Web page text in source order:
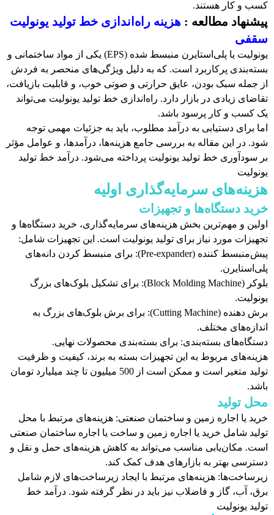
کسب و کار هستند.
پیشنهاد مطالعه : هزینه راه‌اندازی خط تولید یونولیت
سقفی
یونولیت یا پلی‌استایرن منبسط شده (EPS) یکی از مواد ساختمانی و
بسته‌بندی پرکاربرد است. که به دلیل ویژگی‌های منحصر به فردش
از جمله سبک بودن، عایق حرارتی و صوتی خوب، و قابلیت بازیافت،
تقاضای زیادی در بازار دارد. راه‌اندازی خط تولید یونولیت می‌تواند
یک کسب و کار پرسود باشد.
اما برای دستیابی به درآمد مطلوب، باید به جزئیات مهمی توجه
شود. در این مقاله به بررسی جامع هزینه‌ها، درآمدها، و عوامل مؤثر
بر سودآوری خط تولید یونولیت پرداخته می‌شود. درآمد خط تولید
یونولیت
هزینه‌های سرمایه‌گذاری اولیه
خرید دستگاه‌ها و تجهیزات
اولین و مهم‌ترین بخش هزینه‌های سرمایه‌گذاری، خرید دستگاه‌ها و
تجهیزات مورد نیاز برای تولید یونولیت است. این تجهیزات شامل:
پیش‌منبسط کننده (Pre-expander): برای منبسط کردن دانه‌های
پلی‌استایرن.
بلوکر (Block Molding Machine): برای تشکیل بلوک‌های بزرگ
یونولیت.
برش دهنده (Cutting Machine): برای برش بلوک‌های بزرگ به
اندازه‌های مختلف.
دستگاه‌های بسته‌بندی: برای بسته‌بندی محصولات نهایی.
هزینه‌های مربوط به این تجهیزات بسته به برند، کیفیت و ظرفیت
تولید متغیر است و ممکن است از 500 میلیون تا چند میلیارد تومان
باشد.
محل تولید
خرید یا اجاره زمین و ساختمان صنعتی: هزینه‌های مرتبط با محل
تولید شامل خرید یا اجاره زمین و ساخت یا اجاره ساختمان صنعتی
است. مکان‌یابی مناسب می‌تواند به کاهش هزینه‌های حمل و نقل و
دسترسی بهتر به بازارهای هدف کمک کند.
زیرساخت‌ها: هزینه‌های مرتبط با ایجاد زیرساخت‌های لازم شامل
برق، آب، گاز و فاضلاب نیز باید در نظر گرفته شود. درآمد خط
تولید یونولیت